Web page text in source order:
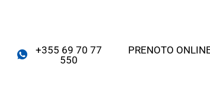
+355 69 70 77
550
PRENOTO